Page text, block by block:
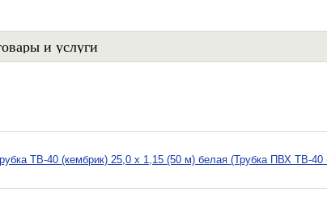
и услуги
ТВ-40 (кембрик) 25,0 х 1,15 (50 м) белая (Трубка ПВХ ТВ-40